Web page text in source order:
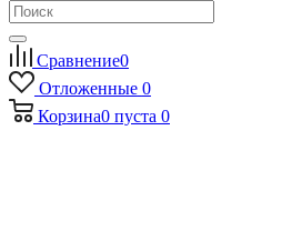
Сравнение0
Отложенные 0
Корзина0 пуста 0